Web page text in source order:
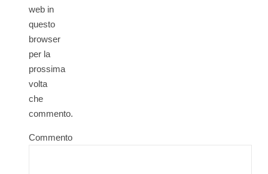
web in
questo
browser
per la
prossima
volta
che
commento.
Commento